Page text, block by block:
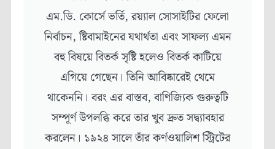
এম.ডি. কোর্সে ভর্তি, রয়্যাল সোসাইটির ফেলো
নির্বাচন, ষ্টিবামাইনের যথার্থতা এবং সাফল্য এমন
বহু বিষয়ে বিতর্ক সৃষ্টি হলেও বিতর্ক কাটিয়ে
এগিয়ে গেছেন। তিনি আবিষ্কারেই থেমে
থাকেননি। বরং এর বাস্তব, বাণিজ্যিক গুরুত্বটি
সম্পূর্ণ উপলব্ধি করে তার খুব দ্রুত সদ্ব্যাবহার
করলেন। ১৯২৪ সালে তাঁর কর্ণওয়ালিশ স্ট্রিটের